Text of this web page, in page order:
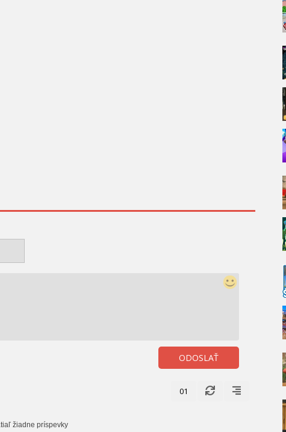
ODOSLAŤ
01
žiadne príspevky